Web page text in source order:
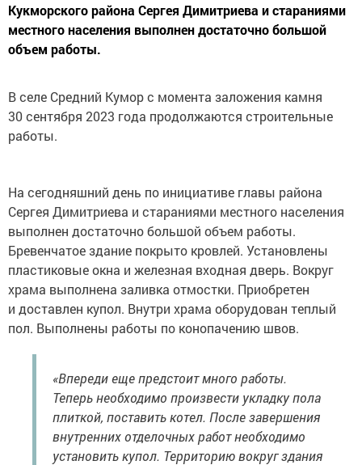
Кукморского района Сергея Димитриева и стараниями
местного населения выполнен достаточно большой
объем работы.
В селе Средний Кумор с момента заложения камня
30 сентября 2023 года продолжаются строительные
работы.
На сегодняшний день по инициативе главы района
Сергея Димитриева и стараниями местного населения
выполнен достаточно большой объем работы.
Бревенчатое здание покрыто кровлей. Установлены
пластиковые окна и железная входная дверь. Вокруг
храма выполнена заливка отмостки. Приобретен
и доставлен купол. Внутри храма оборудован теплый
пол. Выполнены работы по конопачению швов.
«Впереди еще предстоит много работы.
Теперь необходимо произвести укладку пола
плиткой, поставить котел. После завершения
внутренних отделочных работ необходимо
установить купол. Территорию вокруг здания